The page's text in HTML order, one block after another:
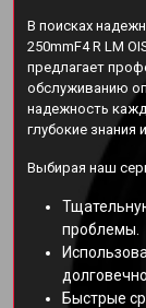
В поисках
250mmF4 R LM
предлагает
обслуживанию
надежность
глубокие знания
Выбирая наш
проблемы.
Быстрые